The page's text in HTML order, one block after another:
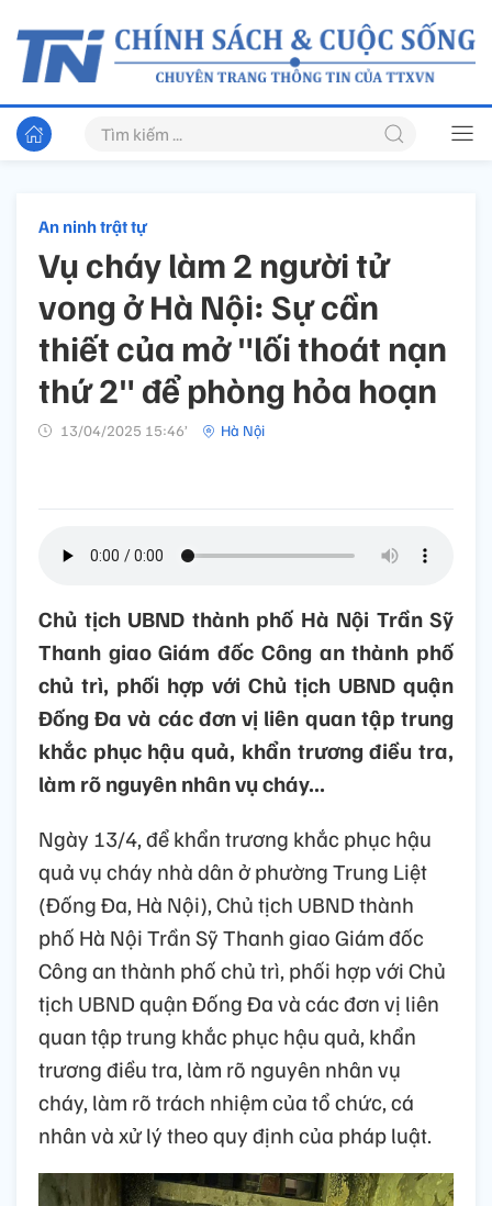
An ninh trật tự
Vụ cháy làm 2 người tử
vong ở Hà Nội: Sự cần
thiết của mở "lối thoát nạn
thứ 2" để phòng hỏa hoạn
13/04/2025 15:46’ Hà Nội
Chủ tịch UBND thành phố Hà Nội Trần Sỹ
Thanh giao Giám đốc Công an thành phố
chủ trì, phối hợp với Chủ tịch UBND quận
Đống Đa và các đơn vị liên quan tập trung
khắc phục hậu quả, khẩn trương điều tra,
làm rõ nguyên nhân vụ cháy...
Ngày 13/4, để khẩn trương khắc phục hậu
quả vụ cháy nhà dân ở phường Trung Liệt
(Đống Đa, Hà Nội), Chủ tịch UBND thành
phố Hà Nội Trần Sỹ Thanh giao Giám đốc
Công an thành phố chủ trì, phối hợp với Chủ
tịch UBND quận Đống Đa và các đơn vị liên
quan tập trung khắc phục hậu quả, khẩn
trương điều tra, làm rõ nguyên nhân vụ
cháy, làm rõ trách nhiệm của tổ chức, cá
nhân và xử lý theo quy định của pháp luật.